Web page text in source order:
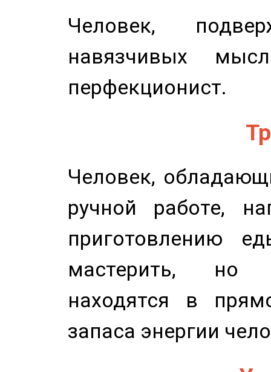
Человек,
навязчивых
перфекционист.
Человек,
ручной работе,
приготовлению
мастерить, но
находятся в
запаса энергии